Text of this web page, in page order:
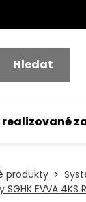
Hledat
produkty
EVVA